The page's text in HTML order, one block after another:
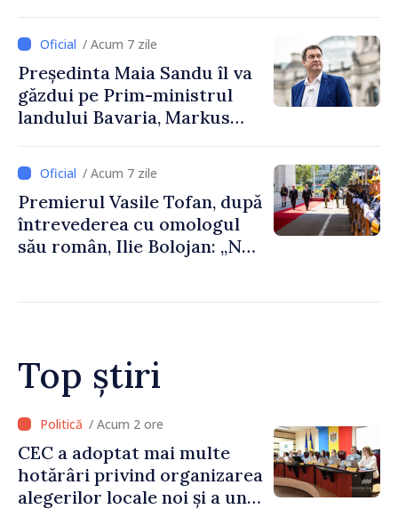
/ Acum 7 zile
Președinta Maia Sandu îl va
găzdui pe Prim-ministrul
landului Bavaria, Markus
/ Acum 7 zile
Premierul Vasile Tofan, după
întrevederea cu omologul
său român, Ilie Bolojan: „Ne
pentru oameni”
Top știri
/ Acum 2 ore
Prim-ministrul Vasile Tofan
a discutat cu omologul său
bulgar, Rumen Radev